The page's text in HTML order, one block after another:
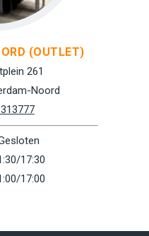
(OUTLET)
261
Noord
17:30
17:00